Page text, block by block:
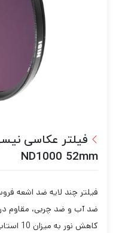
ND1000 52mm
فیلتر چند لایه ضد اشعه
ضد آب و ضد چربی، مقاوم
کاهش نور به میزان 10 استاپ